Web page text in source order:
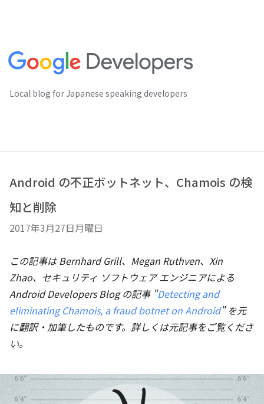
Local blog for Japanese speaking developers
Android の不正ボットネット、Chamois の検
知と削除
2017年3月27日月曜日
この記事は Bernhard Grill、Megan Ruthven、Xin
Zhao、セキュリティ ソフトウェア エンジニアによる
Android Developers Blog の記事 "Detecting and
eliminating Chamois, a fraud botnet on Android" を元
に翻訳・加筆したものです。詳しくは元記事をご覧くださ
い。